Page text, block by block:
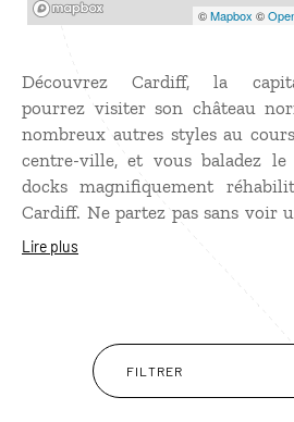
©Mapbox ©
Découvrez Cardiff, la
pourrez visiter son château
nombreux autres styles au
centre-ville, et vous baladez
docks magnifiquement
Cardiff. Ne partez pas sans voir
Millenium Stadium, construit à
l’auteur de Charlie et la
en galerie d’art et café. Ne
suite à un legs de deux
Lire plus
FILTRER